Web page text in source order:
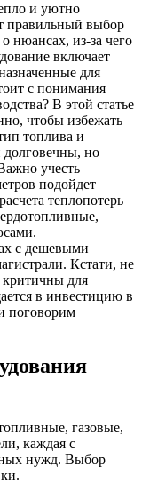
и уютно
правильный выбор
нюансах, из-за чего
включает
для
с понимания
В этой статье
чтобы избежать
топлива и
но
учесть
подойдет
теплопотерь
с дешевыми
Кстати, не
критичны для
в инвестицию в
поговорим
газовые,
каждая с
нужд. Выбор